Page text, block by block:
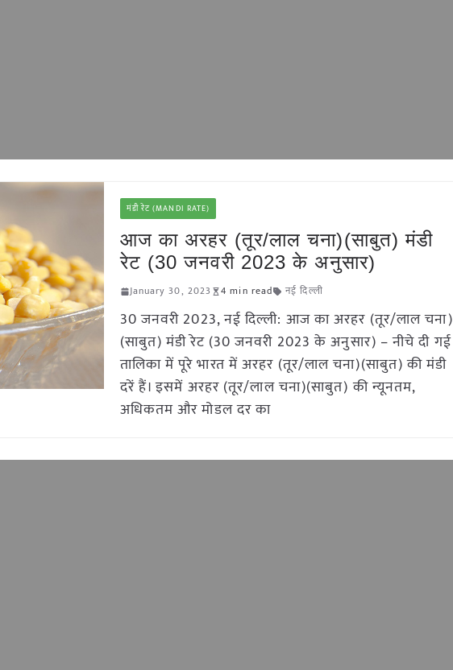
मंडी रेट (MANDI RATE)
आज का अरहर (तूर/लाल चना)(साबुत) मंडी
रेट (30 जनवरी 2023 के अनुसार)
January 30, 2023 4 min read नई दिल्ली
30 जनवरी 2023, नई दिल्ली: आज का अरहर (तूर/लाल चना)
(साबुत) मंडी रेट (30 जनवरी 2023 के अनुसार) – नीचे दी गई
तालिका में पूरे भारत में अरहर (तूर/लाल चना)(साबुत) की मंडी
दरें हैं। इसमें अरहर (तूर/लाल चना)(साबुत) की न्यूनतम,
अधिकतम और मोडल दर का